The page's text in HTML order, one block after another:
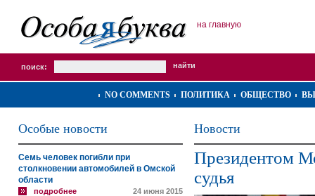
на главную
поиск:
NO COMMENTS ПОЛИТИКА ОБЩЕСТВО
Особые новости
Семь человек погибли при
столкновении автомобилей в Омской
области
подробнее 24 июня 2015
Новости
Президентом
судья